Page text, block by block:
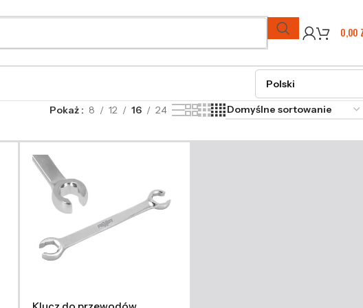
0,00
Pokaż 8 12 16 24